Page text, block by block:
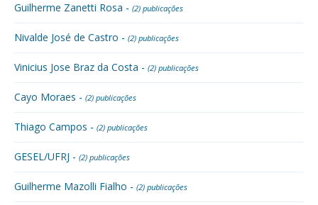
Guilherme Zanetti Rosa - (2) publicações
Nivalde José de Castro - (2) publicações
Vinicius Jose Braz da Costa - (2) publicações
Cayo Moraes - (2) publicações
Thiago Campos - (2) publicações
GESEL/UFRJ - (2) publicações
Guilherme Mazolli Fialho - (2) publicações